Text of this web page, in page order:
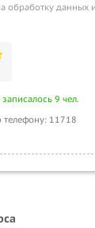
обработку данных
9 чел.
телефону: 11718